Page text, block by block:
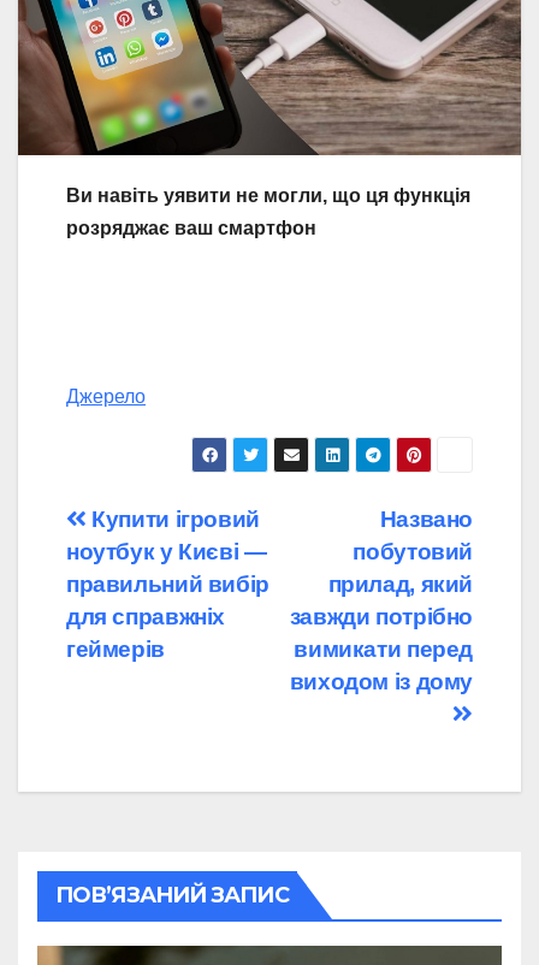
Ви навіть уявити не могли, що ця функція
розряджає ваш смартфон
Джерело
Навігація
записів
Названо
побутовий
прилад, який
завжди потрібно
вимикати перед
виходом із дому
Купити ігровий
ноутбук у Києві —
правильний вибір
для справжніх
геймерів
ПОВ’ЯЗАНИЙ ЗАПИС